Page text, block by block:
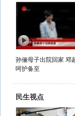
孙俪母子出院回家 邓
呵护备至
民生视点